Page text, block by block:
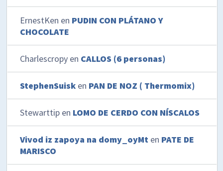
ErnestKen en PUDIN CON PLÁTANO Y
CHOCOLATE
Charlescropy en CALLOS (6 personas)
StephenSuisk en PAN DE NOZ ( Thermomix)
Stewarttip en LOMO DE CERDO CON NÍSCALOS
Vivod iz zapoya na domy_oyMt en PATE DE
MARISCO